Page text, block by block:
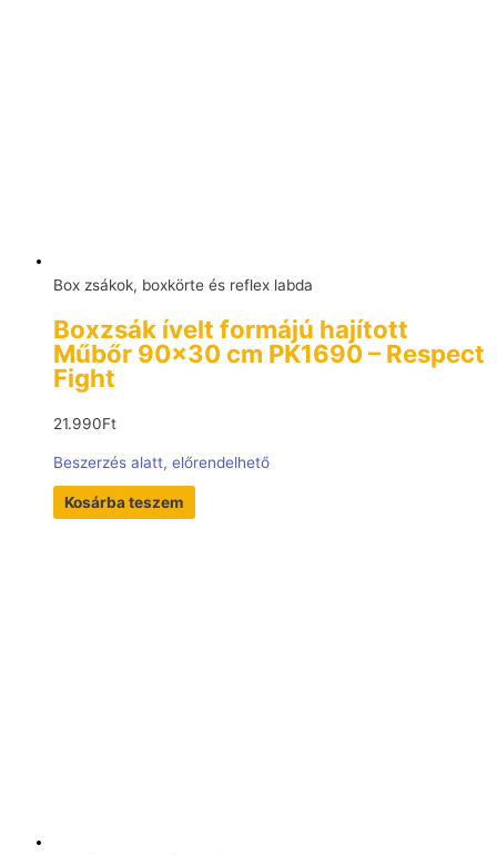
Box zsákok, boxkörte és reflex labda
Boxzsák ívelt formájú hajított
Műbőr 90×30 cm PK1690 – Respect
Fight
21.990Ft
Beszerzés alatt, előrendelhető
Kosárba teszem